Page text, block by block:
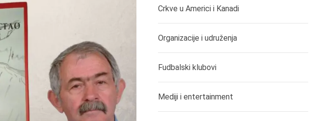
Crkve u Americi i Kanadi
Organizacije i udruženja
Fudbalski klubovi
Mediji i entertainment